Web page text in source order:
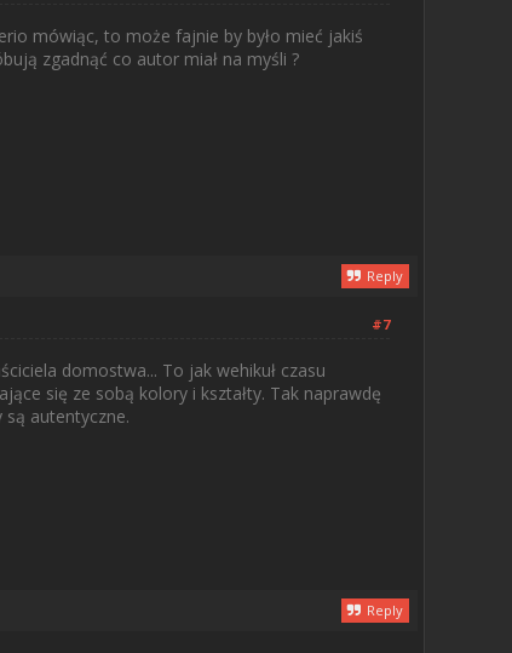
mówiąc, to może fajnie by było mieć jakiś
zgadnąć co autor miał na myśli ?
Reply
#7
domostwa... To jak wehikuł czasu
się ze sobą kolory i kształty. Tak naprawdę
autentyczne.
Reply